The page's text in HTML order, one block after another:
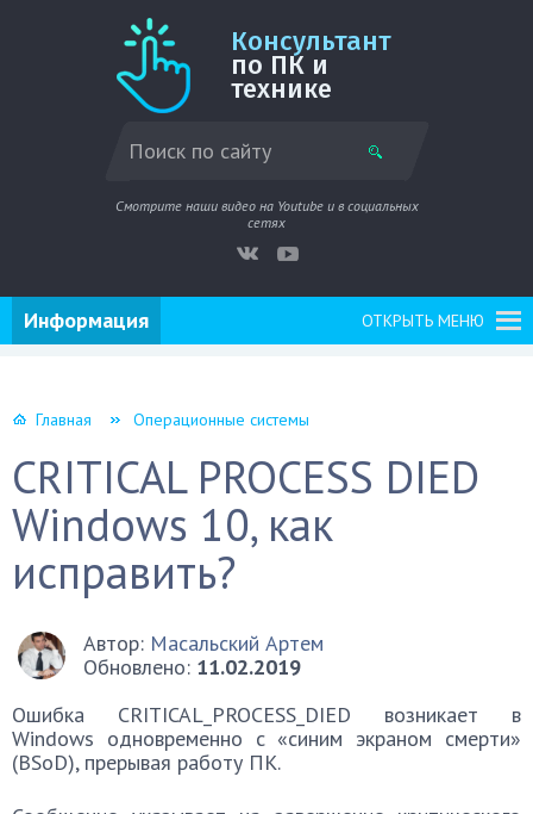
Консультант
по ПК и
технике
Смотрите наши видео на Youtube и в социальных
сетях
ОТКРЫТЬ МЕНЮ
Информация
Главная Операционные системы
CRITICAL PROCESS DIED
Windows 10, как
исправить?
Автор: Масальский Артем
Обновлено: 11.02.2019
Ошибка CRITICAL_PROCESS_DIED возникает в
Windows одновременно с «синим экраном смерти»
(BSoD), прерывая работу ПК.